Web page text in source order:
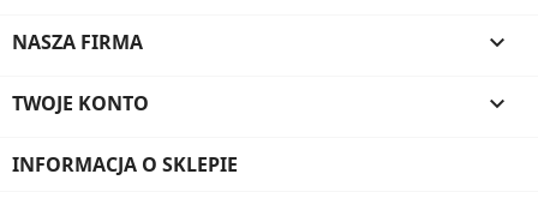
NASZA FIRMA 
TWOJE KONTO 
INFORMACJA O SKLEPIE